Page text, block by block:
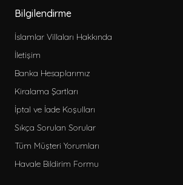
Bilgilendirme
İslamlar Villaları Hakkında
İletişim
Banka Hesaplarımız
Kiralama Şartları
İptal ve İade Koşulları
Sıkça Sorulan Sorular
Tüm Müşteri Yorumları
Havale Bildirim Formu